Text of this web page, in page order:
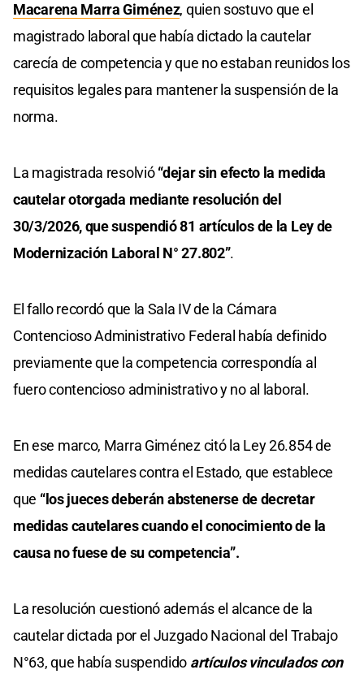
Macarena Marra Giménez, quien sostuvo que el
magistrado laboral que había dictado la cautelar
carecía de competencia y que no estaban reunidos los
requisitos legales para mantener la suspensión de la
norma.
La magistrada resolvió“dejar sin efecto la medida
cautelar otorgada mediante resolución del
30/3/2026, que suspendió 81 artículos de la Ley de
Modernización Laboral N° 27.802”.
El fallo recordó que la Sala IV de la Cámara
Contencioso Administrativo Federal había definido
previamente que la competencia correspondía al
fuero contencioso administrativo y no al laboral.
En ese marco, Marra Giménez citó la Ley 26.854 de
medidas cautelares contra el Estado, que establece
que “los jueces deberán abstenerse de decretar
medidas cautelares cuando el conocimiento de la
causa no fuese de su competencia”.
La resolución cuestionó además el alcance de la
cautelar dictada por el Juzgado Nacional del Trabajo
N°63, que había suspendido artículos vinculados con